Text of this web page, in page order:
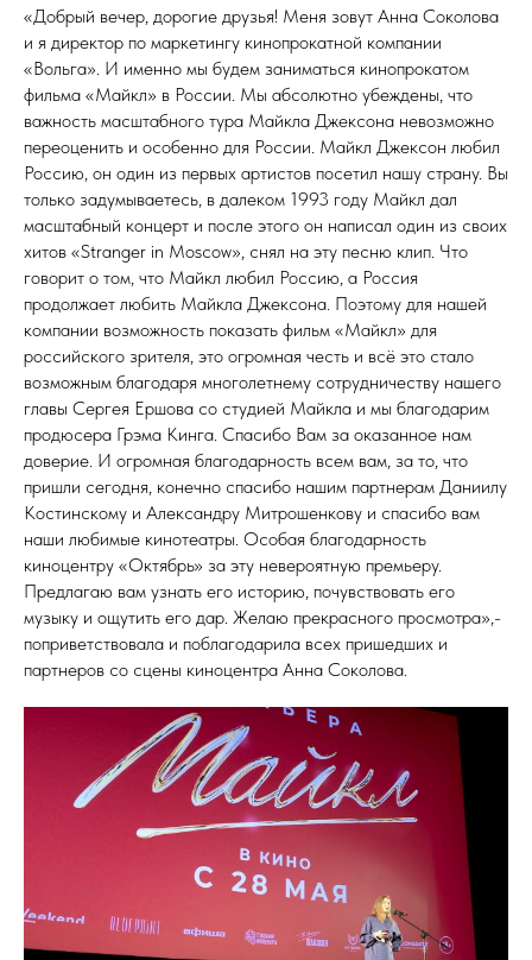
«Добрый вечер, дорогие друзья! Меня зовут Анна Соколова
и я директор по маркетингу кинопрокатной компании
«Вольга». И именно мы будем заниматься кинопрокатом
фильма «Майкл» в России. Мы абсолютно убеждены, что
важность масштабного тура Майкла Джексона невозможно
переоценить и особенно для России. Майкл Джексон любил
Россию, он один из первых артистов посетил нашу страну. Вы
только задумываетесь, в далеком 1993 году Майкл дал
масштабный концерт и после этого он написал один из своих
хитов «Stranger in Moscow», снял на эту песню клип. Что
говорит о том, что Майкл любил Россию, а Россия
продолжает любить Майкла Джексона. Поэтому для нашей
компании возможность показать фильм «Майкл» для
российского зрителя, это огромная честь и всё это стало
возможным благодаря многолетнему сотрудничеству нашего
главы Сергея Ершова со студией Майкла и мы благодарим
продюсера Грэма Кинга. Спасибо Вам за оказанное нам
доверие. И огромная благодарность всем вам, за то, что
пришли сегодня, конечно спасибо нашим партнерам Даниилу
Костинскому и Александру Митрошенкову и спасибо вам
наши любимые кинотеатры. Особая благодарность
киноцентру «Октябрь» за эту невероятную премьеру.
Предлагаю вам узнать его историю, почувствовать его
музыку и ощутить его дар. Желаю прекрасного просмотра»,-
поприветствовала и поблагодарила всех пришедших и
партнеров со сцены киноцентра Анна Соколова.